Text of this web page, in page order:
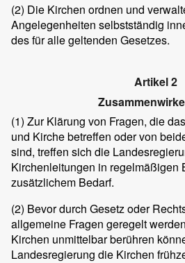
(2) Die Kirchen ordnen und
Angelegenheiten selbstständig
des für alle geltenden Gesetzes.
Artikel 2
(1) Zur Klärung von Fragen, die
und Kirche betreffen oder von
sind, treffen sich die
Kirchenleitungen in regelmäßigen
zusätzlichem Bedarf.
(2) Bevor durch Gesetz oder
allgemeine Fragen geregelt
Kirchen unmittelbar berühren
Landesregierung die Kirchen